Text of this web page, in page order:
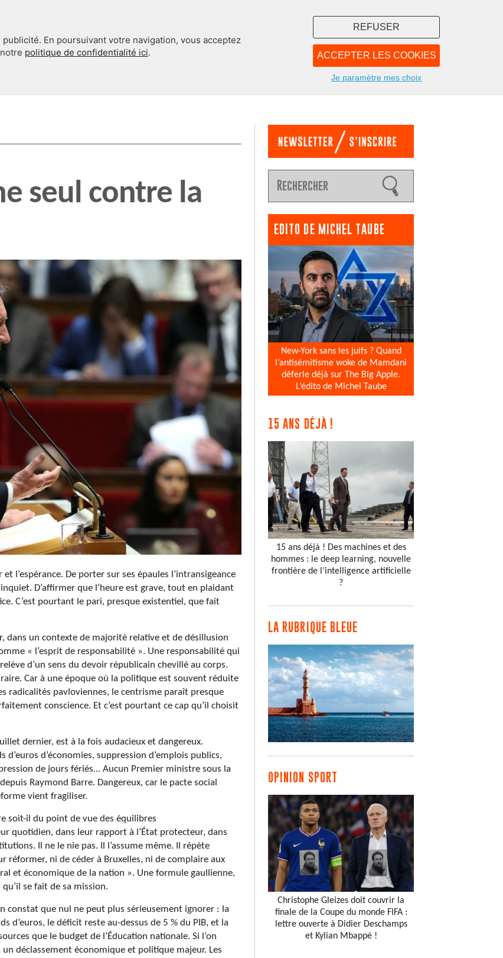
En poursuivant votre navigation, vous acceptez
politique de confidentialité ici. ACCEPTER LES COOKIES
REFUSER
Je paramètre mes choix
NOUS
seul contre la
l’espérance. De porter sur ses épaules l’intransigeance
D’affirmer que l’heure est grave, tout en plaidant
C’est pourtant le pari, presque existentiel, que fait
dans un contexte de majorité relative et de désillusion
« l’esprit de responsabilité ». Une responsabilité qui
d’un sens du devoir républicain chevillé au corps.
Car à une époque où la politique est souvent réduite
radicalités pavloviennes, le centrisme paraît presque
conscience. Et c’est pourtant ce cap qu’il choisit
dernier, est à la fois audacieux et dangereux.
d’économies, suppression d’emplois publics,
de jours fériés… Aucun Premier ministre sous la
Raymond Barre. Dangereux, car le pacte social
vient fragiliser.
soit-il du point de vue des équilibres
quotidien, dans leur rapport à l’État protecteur, dans
Il ne le nie pas. Il l’assume même. Il répète
réformer, ni de céder à Bruxelles, ni de complaire aux
et économique de la nation ». Une formule gaullienne,
se fait de sa mission.
constat que nul ne peut plus sérieusement ignorer : la
d’euros, le déficit reste au-dessus de 5 % du PIB, et la
que le budget de l’Éducation nationale. Si l’on
déclassement économique et politique majeur. Les
EDITO DE MICHEL TAUBE
New-York sans les juifs ? Quand
l’antisémitisme woke de Mamdani
déferle déjà sur The Big Apple.
L’édito de Michel Taube
15 ANS DÉJÀ !
15 ans déjà ! Des machines et des
hommes : le deep learning, nouvelle
frontière de l’intelligence artificielle
?
LA RUBRIQUE BLEUE
OPINION SPORT
Christophe Gleizes doit couvrir la
finale de la Coupe du monde FIFA :
lettre ouverte à Didier Deschamps
et Kylian Mbappé !